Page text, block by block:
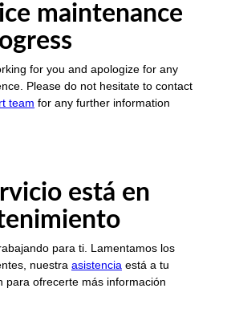
maintenance
for you and apologize for any
Please do not hesitate to contact
team for any further information
está en
para ti. Lamentamos los
nuestra asistencia está a tu
para ofrecerte más información